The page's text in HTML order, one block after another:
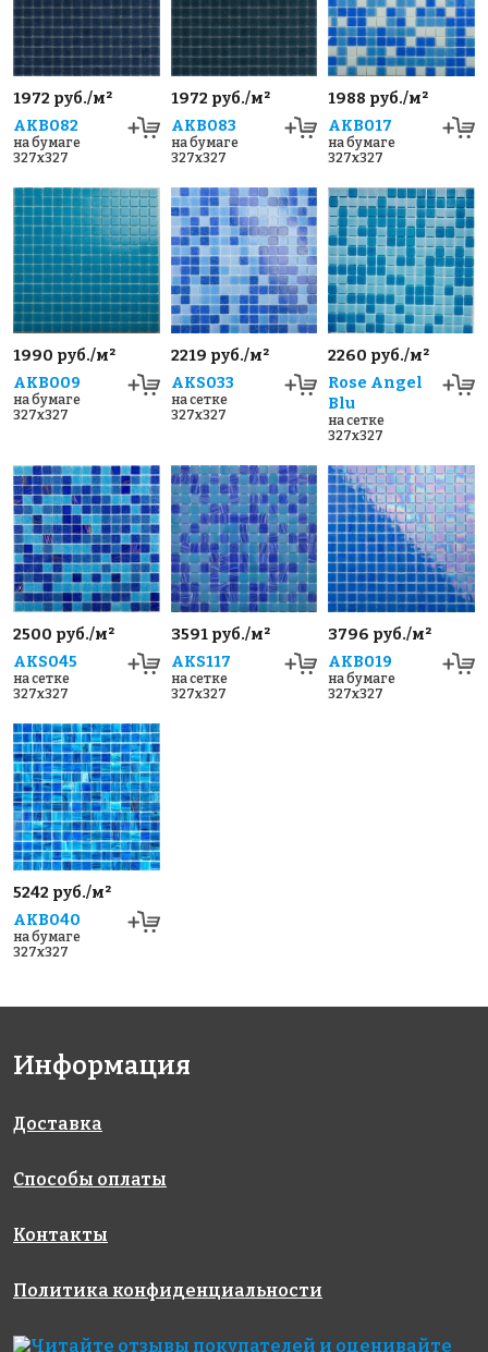
1972 руб./м²
AKB082
на бумаге
327x327
1972 руб./м²
AKB083
на бумаге
327x327
1988 руб./м²
AKB017
на бумаге
327x327
1990 руб./м²
AKB009
на бумаге
327x327
2219 руб./м²
AKS033
на сетке
327x327
2260 руб./м²
Rose Angel
Blu
на сетке
327x327
2500 руб./м²
AKS045
на сетке
327x327
3591 руб./м²
AKS117
на сетке
327x327
3796 руб./м²
AKB019
на бумаге
327x327
5242 руб./м²
AKB040
на бумаге
327x327
Информация
Доставка
Способы оплаты
Контакты
Политика конфиденциальности